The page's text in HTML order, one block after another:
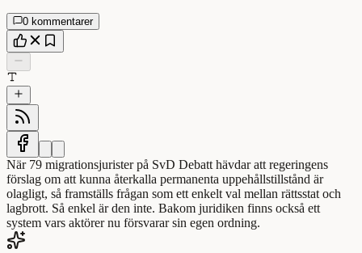
0 kommentarer
När 79 migrationsjurister på SvD Debatt hävdar att regeringens
förslag om att kunna återkalla permanenta uppehållstillstånd är
olagligt, så framställs frågan som ett enkelt val mellan rättsstat och
lagbrott. Så enkel är den inte. Bakom juridiken finns också ett
system vars aktörer nu försvarar sin egen ordning.